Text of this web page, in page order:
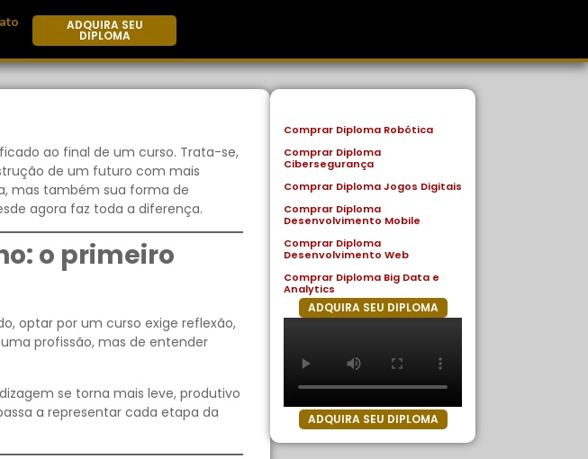
ADQUIRA SEU
DIPLOMA
ao final de um curso. Trata-se,
de um futuro com mais
mas também sua forma de
agora faz toda a diferença.
o primeiro
optar por um curso exige reflexão,
profissão, mas de entender
se torna mais leve, produtivo
a representar cada etapa da
Comprar Diploma Robótica
Comprar Diploma
Cibersegurança
Comprar Diploma Jogos Digitais
Comprar Diploma
Desenvolvimento Mobile
Comprar Diploma
Desenvolvimento Web
Comprar Diploma Big Data e
Analytics
ADQUIRA SEU DIPLOMA
ADQUIRA SEU DIPLOMA